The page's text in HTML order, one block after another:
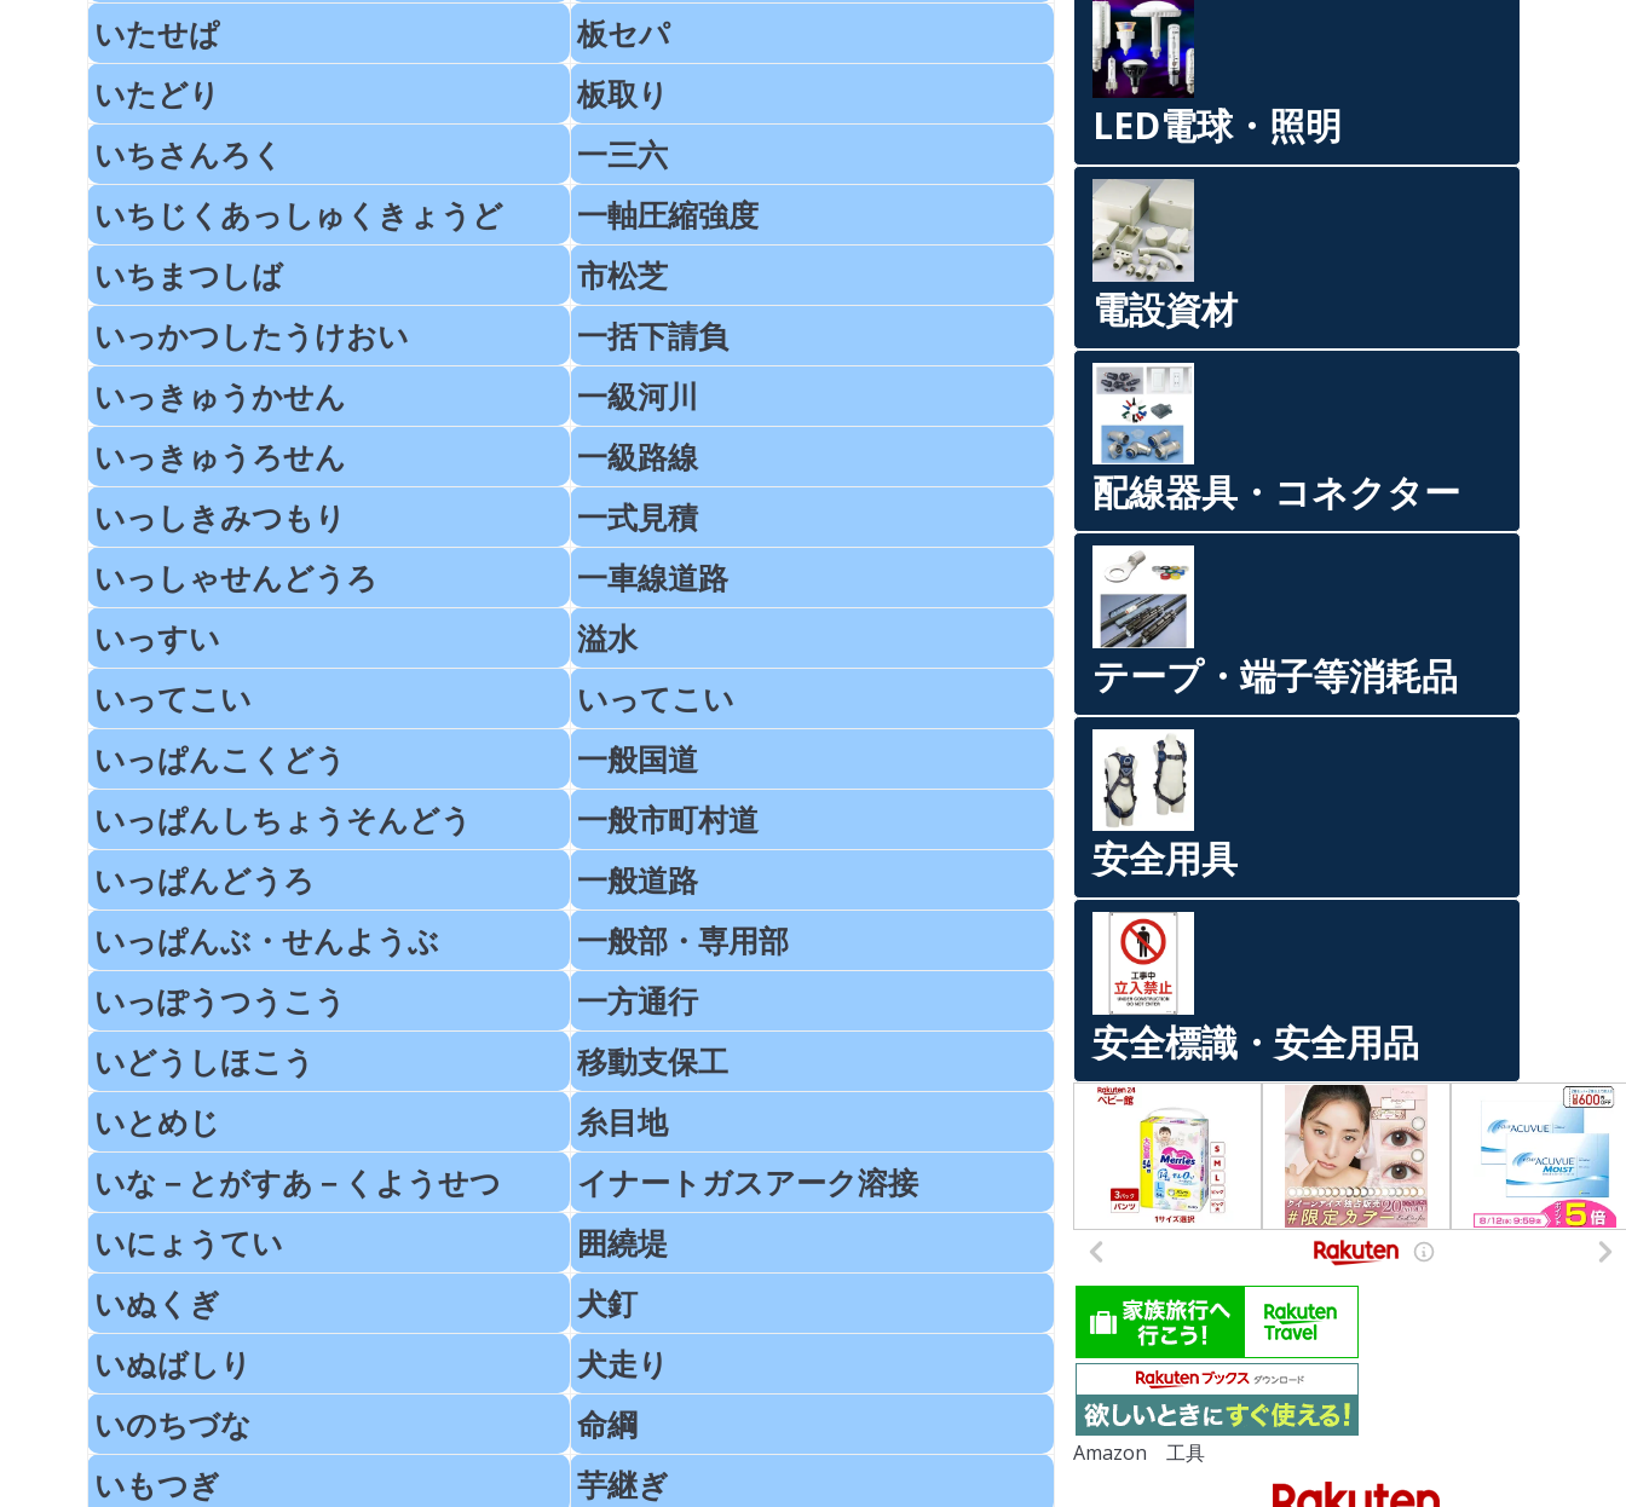
いたせぱ
板セパ
いたどり
板取り
いちさんろく
一三六
いちじくあっしゅくきょうど
一軸圧縮強度
いちまつしば
市松芝
いっかつしたうけおい
一括下請負
いっきゅうかせん
一級河川
いっきゅうろせん
一級路線
いっしきみつもり
一式見積
いっしゃせんどうろ
一車線道路
いっすい
溢水
いってこい
いってこい
いっぱんこくどう
一般国道
いっぱんしちょうそんどう
一般市町村道
いっぱんどうろ
一般道路
いっぱんぶ・せんようぶ
一般部・専用部
いっぽうつうこう
一方通行
いどうしほこう
移動支保工
いとめじ
糸目地
いな－とがすあ－くようせつ
イナートガスアーク溶接
いにょうてい
囲繞堤
いぬくぎ
犬釘
いぬばしり
犬走り
いのちづな
命綱
いもつぎ
芋継ぎ
LED電球・照明
電設資材
配線器具・コネクター
テープ・端子等消耗品
安全用具
安全標識・安全用品
Amazon 工具